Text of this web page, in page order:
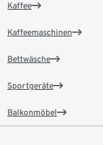
Kaffee
Kaffeemaschinen
Bettwäsche
Sportgeräte
Balkonmöbel